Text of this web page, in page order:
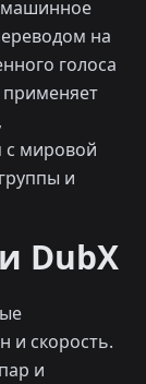
машинное
на
голоса
применяет
с мировой
и
DubX
и скорость.
и